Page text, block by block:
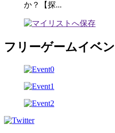
か？【探...
フリーゲームイベ